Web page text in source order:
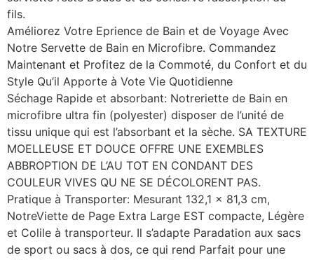
fils.
Améliorez Votre Eprience de Bain et de Voyage Avec
Notre Servette de Bain en Microfibre. Commandez
Maintenant et Profitez de la Commoté, du Confort et du
Style Qu’il Apporte à Vote Vie Quotidienne
Séchage Rapide et absorbant: Notreriette de Bain en
microfibre ultra fin (polyester) disposer de l’unité de
tissu unique qui est l’absorbant et la sèche. SA TEXTURE
MOELLEUSE ET DOUCE OFFRE UNE EXEMBLES
ABBROPTION DE L’AU TOT EN CONDANT DES
COULEUR VIVES QU NE SE DÉCOLORENT PAS.
Pratique à Transporter: Mesurant 132,1 x 81,3 cm,
NotreViette de Page Extra Large EST compacte, Légère
et Colile à transporteur. Il s’adapte Paradation aux sacs
de sport ou sacs à dos, ce qui rend Parfait pour une